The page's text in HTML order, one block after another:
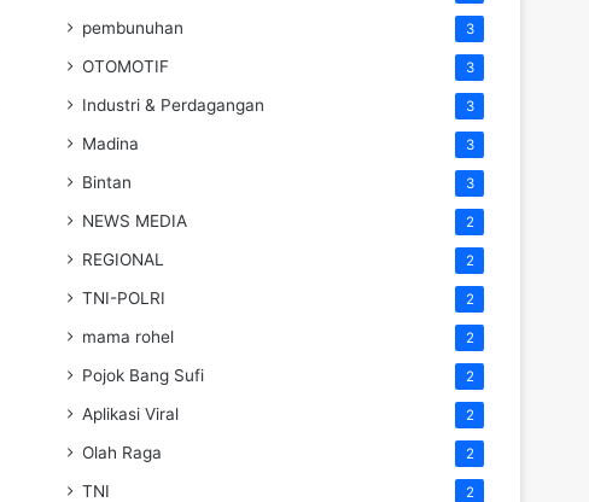
pembunuhan 3
OTOMOTIF 3
Industri & Perdagangan 3
Madina 3
Bintan 3
NEWS MEDIA 2
REGIONAL 2
TNI-POLRI 2
mama rohel 2
Pojok Bang Sufi 2
Aplikasi Viral 2
Olah Raga 2
TNI 2